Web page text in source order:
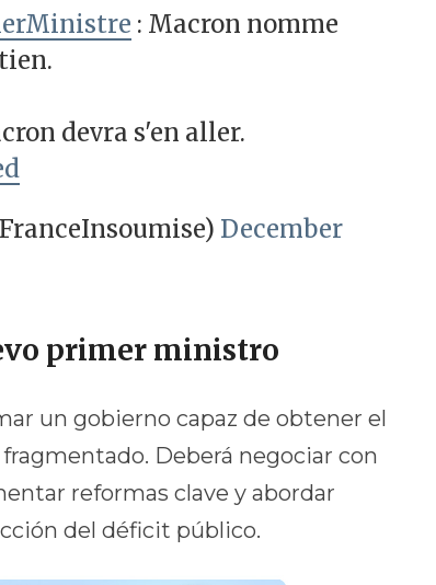
: Macron nomme
devra s'en aller.
December
primer ministro
un gobierno capaz de obtener el
Deberá negociar con
reformas clave y abordar
del déficit público.